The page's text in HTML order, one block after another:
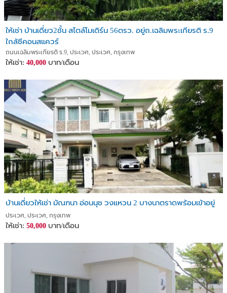
ให้เช่า บ้านเดี่ยว2ชั้น สไตล์โมเดิร์น 56ตรว. อยู่ถ.เฉลิมพระเกียรติ ร.9
ใกล้ซีคอนสแควร์
ถนนเฉลิมพระเกียรติ ร.9, ประเวศ, ประเวศ, กรุงเทพ
ให้เช่า: 40,000 บาท/เดือน
บ้านเดี่ยวให้เช่า มัณฑนา อ่อนนุช วงแหวน 2 บางนาตราดพร้อมเข้าอยู่
ประเวศ, ประเวศ, กรุงเทพ
ให้เช่า: 50,000 บาท/เดือน